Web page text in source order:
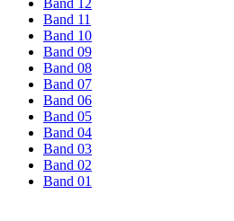
Band 12
Band 11
Band 10
Band 09
Band 08
Band 07
Band 06
Band 05
Band 04
Band 03
Band 02
Band 01